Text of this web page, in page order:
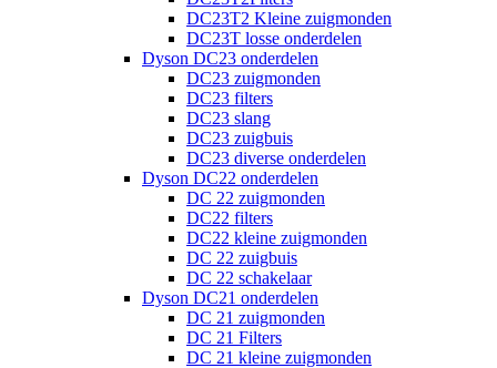
DC23T2 Kleine zuigmonden
DC23T losse onderdelen
Dyson DC23 onderdelen
DC23 zuigmonden
DC23 filters
DC23 slang
DC23 zuigbuis
DC23 diverse onderdelen
Dyson DC22 onderdelen
DC 22 zuigmonden
DC22 filters
DC22 kleine zuigmonden
DC 22 zuigbuis
DC 22 schakelaar
Dyson DC21 onderdelen
DC 21 zuigmonden
DC 21 Filters
DC 21 kleine zuigmonden